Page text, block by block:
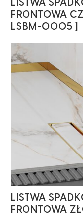
LISTWA
FRONTOWA
LSBM-0005 ]
LISTWA
FRONTOWA